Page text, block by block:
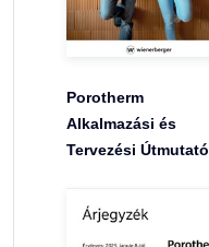
Porotherm
Alkalmazási és
Tervezési Útmutató